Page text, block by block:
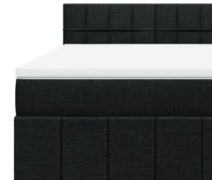
поръчката Ви вместо Вас. Вие я
400 лв. / €204,52
Плащане на 4 вноски. Заплащате 20%
разделя на 3 равни месечни вноски
покупки на стойност до 1000 лв. /
покупки на стойност до 2000 лв. /